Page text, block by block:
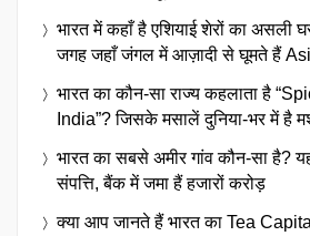
भारत में कहाँ है एशियाई शेरों का असली
जगह जहाँ जंगल में आज़ादी से घूमते हैं
भारत का कौन-सा राज्य कहलाता है
India”? जिसके मसालें दुनिया-भर में है
भारत का सबसे अमीर गांव कौन-सा है?
संपत्ति, बैंक में जमा हैं हजारों करोड़
क्या आप जानते हैं भारत का Tea